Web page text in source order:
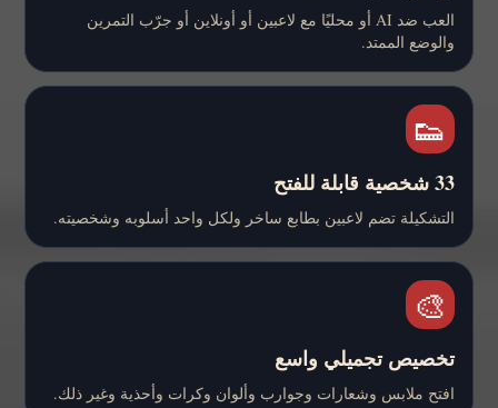
العب ضد AI أو محليًا مع لاعبين أو أونلاين أو جرّب التمرين
والوضع الممتد.
👟
33 شخصية قابلة للفتح
التشكيلة تضم لاعبين بطابع ساخر ولكل واحد أسلوبه وشخصيته.
🎨
تخصيص تجميلي واسع
افتح ملابس وشعارات وجوارب وألوان وكرات وأحذية وغير ذلك.